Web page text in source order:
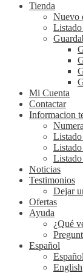
Tienda
Nuevo
Mi Cuenta
Contactar
Informacion
Noticias
Testimonios
Dejar
Ofertas
Ayuda
¿Qué
Español
Español
English